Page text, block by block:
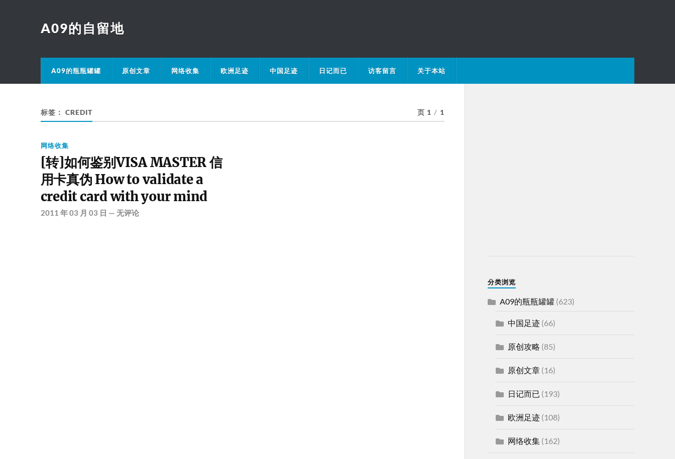
A09的自留地
A09的瓶瓶罐罐 原创文章 网络收集 欧洲足迹 中国足迹 日记而已 访客留言 关于本站
标签： CREDIT 页 1 / 1
网络收集
[转]如何鉴别VISA MASTER 信
用卡真伪 How to validate a
credit card with your mind
2011 年 03 月 03 日 — 无评论
分类浏览
A09的瓶瓶罐罐(623)
中国足迹(66)
原创攻略 (85)
原创文章(16)
日记而已 (193)
欧洲足迹(108)
网络收集(162)